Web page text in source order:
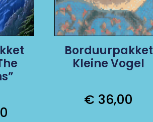
Borduurpakket
Kleine Vogel
€ 36,00